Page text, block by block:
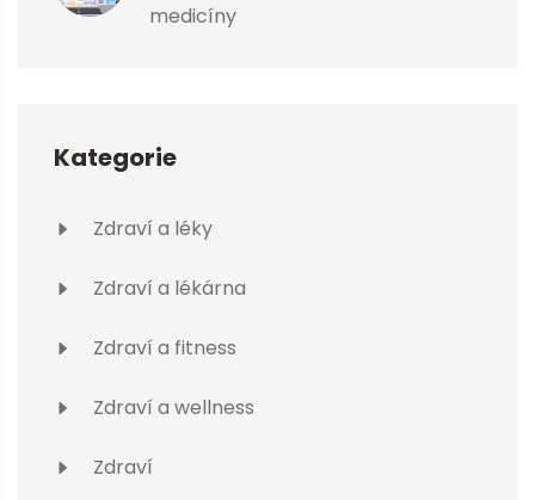
medicíny
Kategorie
Zdraví a léky
Zdraví a lékárna
Zdraví a fitness
Zdraví a wellness
Zdraví